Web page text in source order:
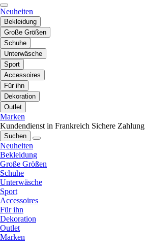
Neuheiten
Bekleidung
Große Größen
Schuhe
Unterwäsche
Sport
Accessoires
Für ihn
Dekoration
Outlet
Marken
Kundendienst in Frankreich Sichere Zahlung
Suchen
Neuheiten
Bekleidung
Große Größen
Schuhe
Unterwäsche
Sport
Accessoires
Für ihn
Dekoration
Outlet
Marken